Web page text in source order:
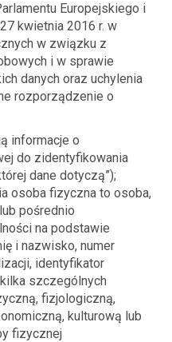
Europejskiego i
kwietnia 2016 r. w
w związku z
i w sprawie
danych oraz uchylenia
rozporządzenie o
informacje o
do zidentyfikowania
dane dotyczą”);
osoba fizyczna to osoba,
pośrednio
na podstawie
i nazwisko, numer
identyfikator
szczególnych
fizjologiczną,
kulturową lub
fizycznej